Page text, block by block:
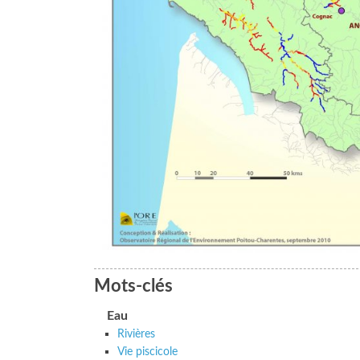
Mots-clés
Eau
Rivières
Vie piscicole